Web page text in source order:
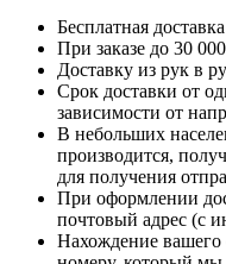
Бесплатная
При заказе до 30
Доставку из рук в
Срок доставки от
зависимости от
В небольших
производится,
для получения
При оформлении
почтовый адрес (с
Нахождение вашего